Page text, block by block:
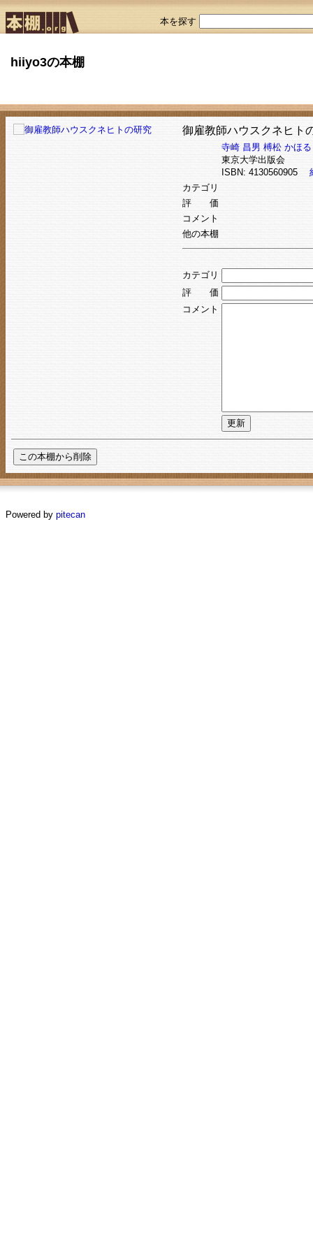
本を探す
hiiyo3の本棚
御雇教師ハウスクネヒト
寺崎 昌男 榑松 かほる
東京大学出版会
ISBN: 4130560905
カテゴリ
評 価
コメント
他の本棚
カテゴリ
評 価
コメント
Powered by pitecan